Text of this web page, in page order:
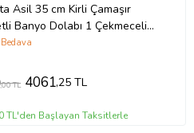
aksesuarlar teşhir amaçlı olup,
Asil 35 cm Kirli Çamaşır
Banyo Dolabı 1 Çekmeceli
Çok Amaçlı Dolap
,00 TL 4061,25 TL
TL'den Başlayan Taksitlerle